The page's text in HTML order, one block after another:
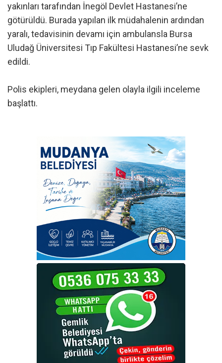
yakınları tarafından İnegöl Devlet Hastanesi’ne
götürüldü. Burada yapılan ilk müdahalenin ardından
yaralı, tedavisinin devamı için ambulansla Bursa
Uludağ Üniversitesi Tıp Fakültesi Hastanesi’ne sevk
edildi.
Polis ekipleri, meydana gelen olayla ilgili inceleme
başlattı.